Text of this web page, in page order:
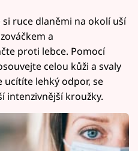
si ruce dlaněmi na okolí uší
a
proti lebce. Pomocí
celou kůži a svaly
ucítíte lehký odpor, se
intenzivnější kroužky.